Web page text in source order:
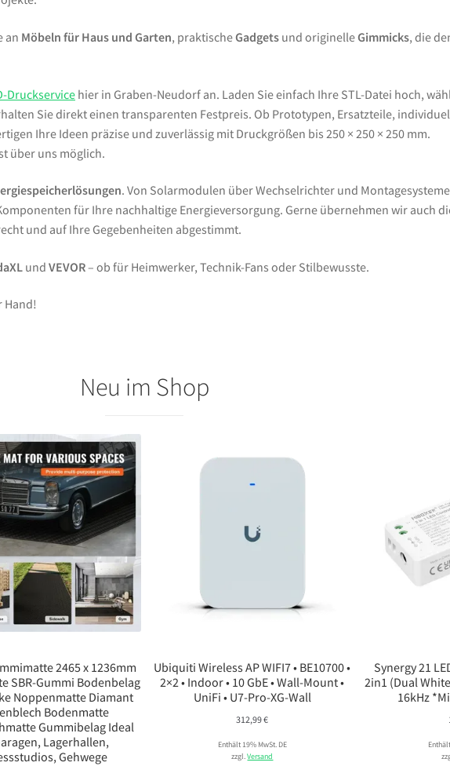
an Möbeln für Haus und Garten, praktischeGadgets und originelleGimmicks, die
Druckservice hier in Graben-Neudorf an. Laden Sie einfach Ihre STL-Datei hoch,
Sie direkt einen transparenten Festpreis. Ob Prototypen, Ersatzteile,
Ihre Ideen präzise und zuverlässig mit Druckgrößen bis 250 × 250 × 250 mm.
über uns möglich.
. Von Solarmodulen über Wechselrichter und
für Ihre nachhaltige Energieversorgung. Gerne übernehmen wir auch
und auf Ihre Gegebenheiten abgestimmt.
undVEVOR– ob für Heimwerker, Technik-Fans oder Stilbewusste.
Hand!
Neu im Shop
2465 x 1236mm
SBR-Gummi Bodenbelag
Noppenmatte Diamant
Bodenmatte
Gummibelag Ideal
Lagerhallen,
Gehwege
Ubiquiti Wireless AP WIFI7 • BE10700 •
2×2 • Indoor • 10 GbE • Wall-Mount •
UniFi • U7-Pro-XG-Wall
312,99€
Enthält 19% MwSt. DE
zzgl.Versand
Synergy 21
2in1 (Dual
16kHz